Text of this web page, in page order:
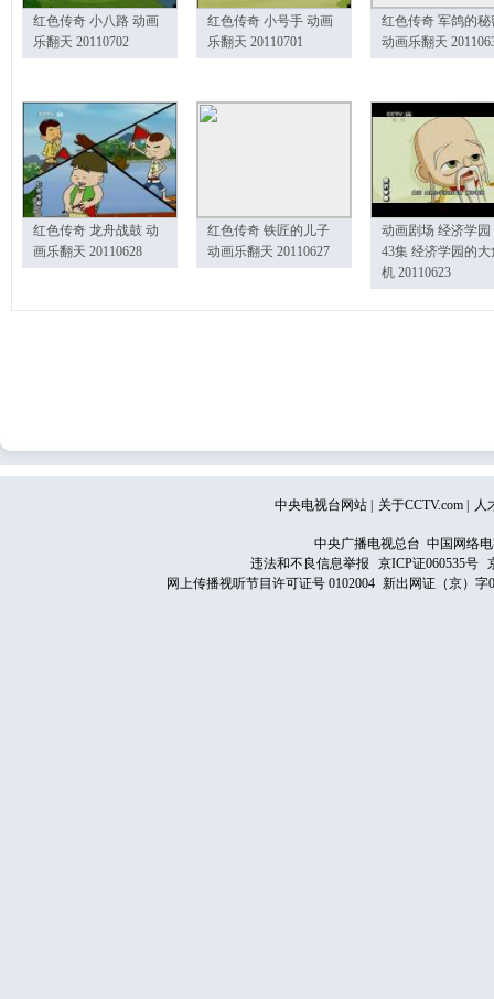
红色传奇 小八路 动画
乐翻天 20110702
红色传奇 小号手 动画
乐翻天 20110701
红色传奇 军鸽的秘
动画乐翻天
红色传奇 龙舟战鼓 动
画乐翻天 20110628
红色传奇 铁匠的儿子
动画乐翻天 20110627
动画剧场 经济学园
43集 经济学园的大
机 20110623
中央电视台网站 关于CCTV.com 人
中央广播电视总台 中国网络
违法和不良信息举报
京ICP证060535号
网上传播视听节目许可证号 0102004 新出网证（京）